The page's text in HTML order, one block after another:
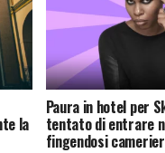
la
Paura in hotel per
tentato di entrare
fingendosi